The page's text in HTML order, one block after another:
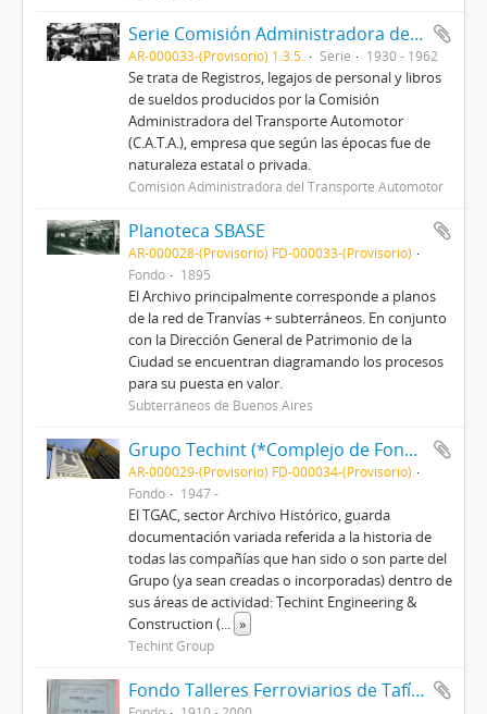
Serie Comisión Administradora del Transporte Automotor (C.A.T.A.)
AR-000033-(Provisorio) 1.3.5. Serie 1930 - 1962
Se trata de Registros, legajos de personal y libros
de sueldos producidos por la Comisión
Administradora del Transporte Automotor
(C.A.T.A.), empresa que según las épocas fue de
naturaleza estatal o privada.
Comisión Administradora del Transporte Automotor
Planoteca SBASE
AR-000028-(Provisorio) FD-000033-(Provisorio)
Fondo
1895
El Archivo principalmente corresponde a planos
de la red de Tranvías + subterráneos. En conjunto
con la Dirección General de Patrimonio de la
Ciudad se encuentran diagramando los procesos
para su puesta en valor.
Subterráneos de Buenos Aires
Grupo Techint (*Complejo de Fondos)
AR-000029-(Provisorio) FD-000034-(Provisorio)
Fondo
1947 -
El TGAC, sector Archivo Histórico, guarda
documentación variada referida a la historia de
todas las compañías que han sido o son parte del
Grupo (ya sean creadas o incorporadas) dentro de
sus áreas de actividad: Techint Engineering &
Construction (... »
Techint Group
Fondo Talleres Ferroviarios de Tafí Viejo